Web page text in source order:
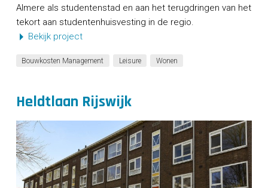
Almere als studentenstad en aan het terugdringen van het
tekort aan studentenhuisvesting in de regio.
Bekijk project
Bouwkosten Management Leisure Wonen
Heldtlaan Rijswijk